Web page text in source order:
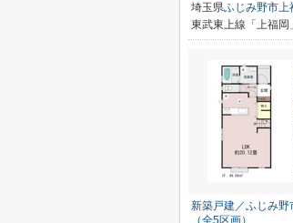
埼玉県ふじみ野市上
東武東上線「上福岡
新築戸建／ふじみ野
（全5区画）